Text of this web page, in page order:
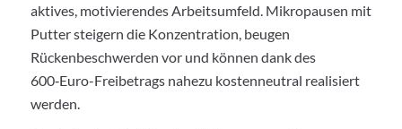
aktives, motivierendes Arbeitsumfeld. Mikropausen mit
Putter steigern die Konzentration, beugen
Rückenbeschwerden vor und können dank des
600‑Euro-Freibetrags nahezu kostenneutral realisiert
werden.